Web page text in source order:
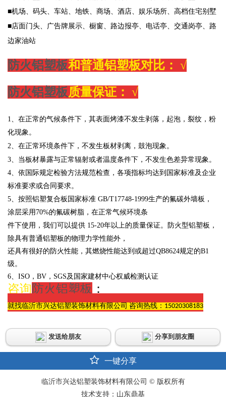
■机场、码头、车站、地铁、商场、酒店、娱乐场所、高档住宅别墅
■店面门头、广告牌展示、橱窗、路边报亭、电话亭、交通岗亭、路
边家油站
防火铝塑板和普通铝塑板对比： √
防火铝塑板质量保证： √
1、在正常的气候条件下，其表面烤漆不发生剥落，起泡，裂纹，粉
化现象。
2、在正常环境条件下，不发生板材剥离，鼓泡现象。
3、当板材暴露与正常辐射或者温度条件下，不发生色差异常现象。
4、依国际规定检验方法规范检查，各项指标均达到国家标准及企业
标准要求或合同要求。
5、按照铝塑复合板国家标准 GB/T17748-1999生产的氟碳外墙板，
涂层采用 70%的氟碳树脂，在正常气候环境条
件下使用，我们可以提供 15-20年以上的质量保证。防火型铝塑板，
除具有普通铝塑板的物理力学性能外，
还具有很好的防火性能，其燃烧性能达到或超过QB8624规定的B1
级。
6、 ISO，BV，SGS及国家建材中心权威检测认证
咨询防火铝塑板 ：
就找临沂市兴达铝塑装饰材料有限公司 咨询热线：15020308183
发送给朋友 分享到朋友圈
一键分享
临沂市兴达铝塑装饰材料有限公司 © 版权所有
技术支持：山东鼎基